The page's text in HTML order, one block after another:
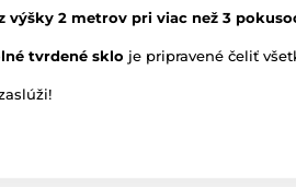
výšky 2 metrov pri viac než 3
tvrdené sklo je pripravené čeliť